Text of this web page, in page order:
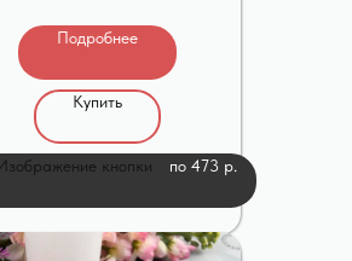
Подробнее
Купить
по 473 р.